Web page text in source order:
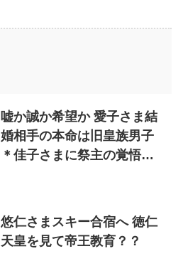
嘘か誠か希望か 愛子さま結
婚相手の本命は旧皇族男子
＊佳子さまに祭主の覚悟を
悠仁さまスキー合宿へ 徳仁
天皇を見て帝王教育？？